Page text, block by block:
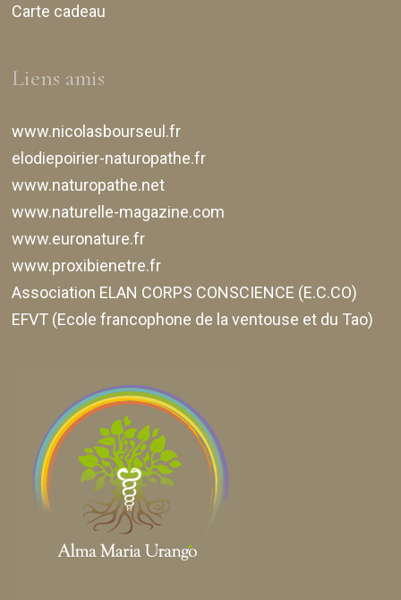
Carte cadeau
Liens amis
www.nicolasbourseul.fr
elodiepoirier-naturopathe.fr
www.naturopathe.net
www.naturelle-magazine.com
www.euronature.fr
www.proxibienetre.fr
Association ELAN CORPS CONSCIENCE (E.C.CO)
EFVT (Ecole francophone de la ventouse et du Tao)